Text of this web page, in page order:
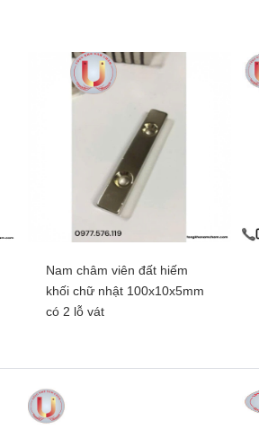
Nam châm viên đất hiếm
khối chữ nhật 100x10x5mm
có 2 lỗ vát